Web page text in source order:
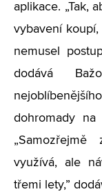
aplikace. „Tak,
vybavení
nemusel
dodává
dohromady
„
využívá, ale
třemi lety,”